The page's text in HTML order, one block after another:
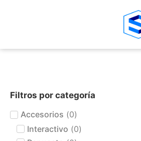
Filtros por categoría
Accesorios (0)
Interactivo (0)